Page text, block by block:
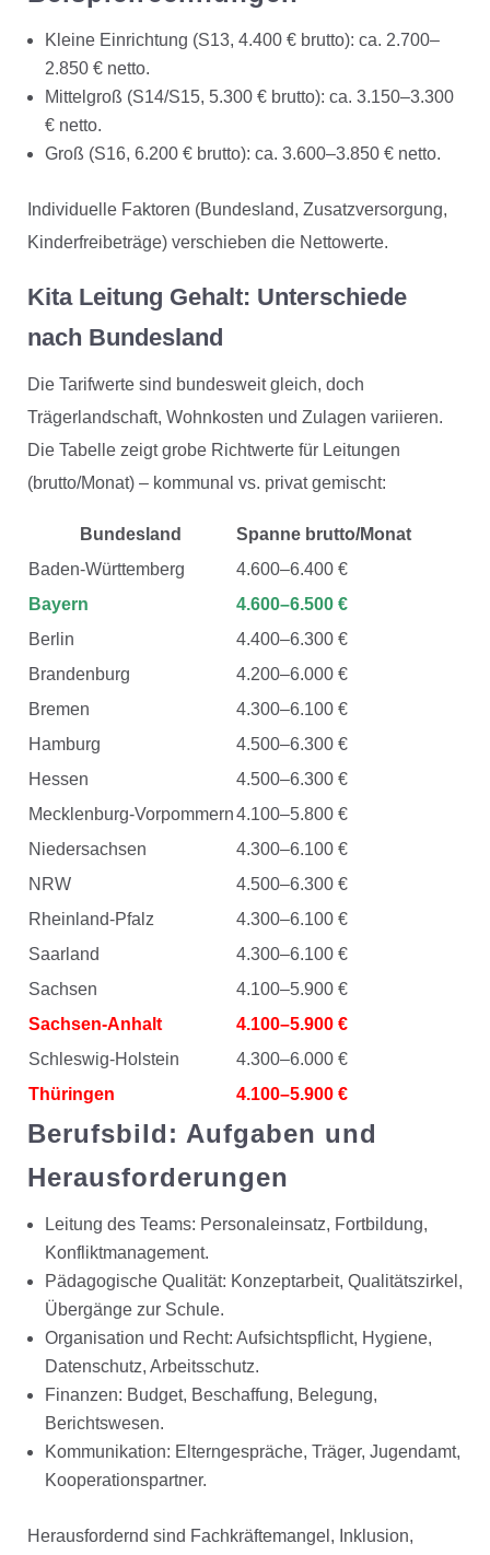
Kleine Einrichtung (S13, 4.400 € brutto): ca. 2.700–
2.850 € netto.
Mittelgroß (S14/S15, 5.300 € brutto): ca. 3.150–3.300
€ netto.
Groß (S16, 6.200 € brutto): ca. 3.600–3.850 € netto.
Individuelle Faktoren (Bundesland, Zusatzversorgung,
Kinderfreibeträge) verschieben die Nettowerte.
Kita Leitung Gehalt: Unterschiede
nach Bundesland
Die Tarifwerte sind bundesweit gleich, doch
Trägerlandschaft, Wohnkosten und Zulagen variieren.
Die Tabelle zeigt grobe Richtwerte für Leitungen
(brutto/Monat) – kommunal vs. privat gemischt:
Bundesland
Spanne brutto/Monat
Baden-Württemberg
4.600–6.400 €
Bayern
4.600–6.500 €
Berlin
4.400–6.300 €
Brandenburg
4.200–6.000 €
Bremen
4.300–6.100 €
Hamburg
4.500–6.300 €
Hessen
4.500–6.300 €
Mecklenburg-Vorpommern4.100–5.800 €
Niedersachsen
4.300–6.100 €
NRW
4.500–6.300 €
Rheinland-Pfalz
4.300–6.100 €
Saarland
4.300–6.100 €
Sachsen
4.100–5.900 €
Sachsen-Anhalt
4.100–5.900 €
Schleswig-Holstein
4.300–6.000 €
Thüringen
4.100–5.900 €
Berufsbild: Aufgaben und
Herausforderungen
Leitung des Teams: Personaleinsatz, Fortbildung,
Konfliktmanagement.
Pädagogische Qualität: Konzeptarbeit, Qualitätszirkel,
Übergänge zur Schule.
Organisation und Recht: Aufsichtspflicht, Hygiene,
Datenschutz, Arbeitsschutz.
Finanzen: Budget, Beschaffung, Belegung,
Berichtswesen.
Kommunikation: Elterngespräche, Träger, Jugendamt,
Kooperationspartner.
Herausfordernd sind Fachkräftemangel, Inklusion,